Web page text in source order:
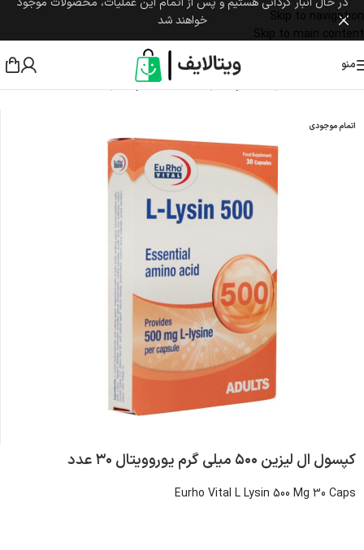
Skip to navigation
Skip to main content
خواهند شد
منو
تقویت سیستم ایمنی بدن
اتمام موجودی
کپسول ال لیزین ۵۰۰ میلی گرم یوروویتال ۳۰ عدد
Eurho Vital L Lysin 500 Mg 30 Caps